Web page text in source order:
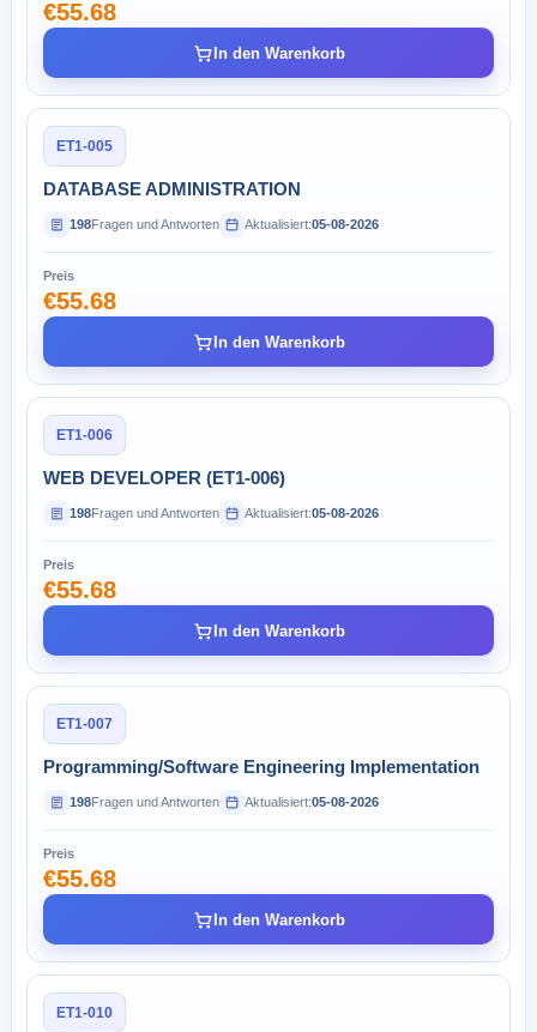
€55.68
In den Warenkorb
ET1-005
DATABASE ADMINISTRATION
198Fragen und Antworten Aktualisiert:05-08-2026
Preis
€55.68
In den Warenkorb
ET1-006
WEB DEVELOPER (ET1-006)
198Fragen und Antworten Aktualisiert:05-08-2026
Preis
€55.68
In den Warenkorb
ET1-007
Programming/Software Engineering Implementation
198Fragen und Antworten Aktualisiert:05-08-2026
Preis
€55.68
In den Warenkorb
ET1-010